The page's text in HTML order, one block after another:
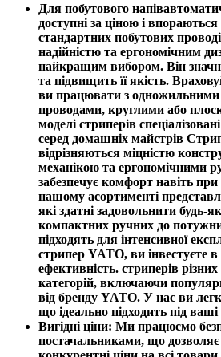
Для побутового
доступні за ціною і
стандартних побутових
надійністю та ергономічним
найкращим вибором. Він
та підвищить її якість.
ви працювати з
проводами, круглими або
моделі стриперів
серед домашніх майстрів
відрізняються міцністю
механікою та ергономічними
забезпечує комфорт навіть
нашому асортименті
які здатні задовольнити будь-
компактних ручних до
підходять для інтенсивної
стрипер YATO, ви інвестуєте в
ефективність. стриперів
категорій, включаючи
від бренду YATO. У нас ви
що ідеально підходить під
Вигідні ціни: Ми працюємо
постачальниками, що